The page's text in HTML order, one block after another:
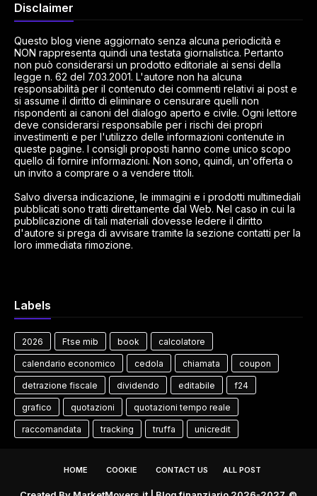
Disclaimer
Questo blog viene aggiornato senza alcuna periodicità e
NON rappresenta quindi una testata giornalistica. Pertanto
non può considerarsi un prodotto editoriale ai sensi della
legge n. 62 del 7.03.2001. L'autore non ha alcuna
responsabilità per il contenuto dei commenti relativi ai post e
si assume il diritto di eliminare o censurare quelli non
rispondenti ai canoni del dialogo aperto e civile. Ogni lettore
deve considerarsi responsabile per i rischi dei propri
investimenti e per l'utilizzo delle informazioni contenute in
queste pagine. I consigli proposti hanno come unico scopo
quello di fornire informazioni. Non sono, quindi, un'offerta o
un invito a comprare o a vendere titoli.
Salvo diversa indicazione, le immagini e i prodotti multimediali
pubblicati sono tratti direttamente dal Web. Nel caso in cui la
pubblicazione di tali materiali dovesse ledere il diritto
d'autore si prega di avvisare tramite la sezione contatti per la
loro immediata rimozione.
Labels
2026 Ftse mib book calcolatore
calendario economico cedola chiamata coupon
detrazione fiscale dividendo editabile f24
grafico quotazioni quotazioni tempo reale
raccomandata tracking truffa unicredit
HOME COOKIE CONTACT US ALL POST